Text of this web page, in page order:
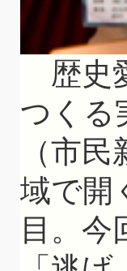
歴史
つくる
（市
域で開
目。